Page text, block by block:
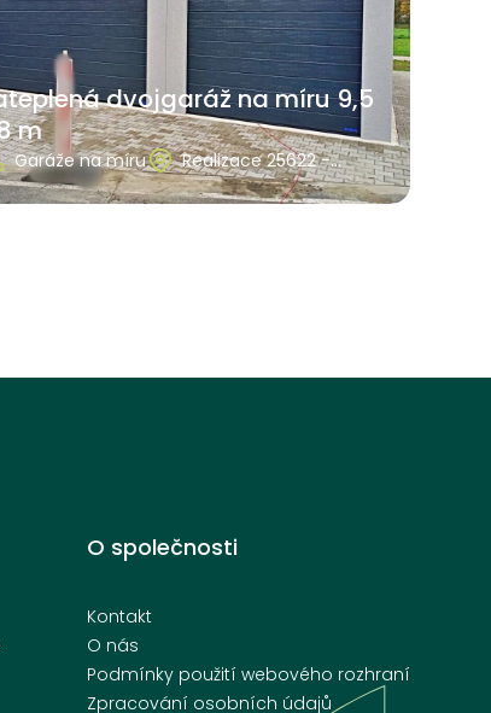
dvojgaráž na míru 9,5
m
Garáže na míru
Realizace 25622 -
Středočeský kraj,
O společnosti
Kontakt
O nás
Podmínky použití webového rozhraní
Zpracování osobních údajů